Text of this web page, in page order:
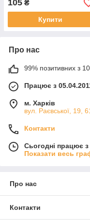
105 ₴
Купити
Про нас
99% позитивних з
Працює з
м. Харків
вул. Раєвської, 19,
Контакти
Сьогодні працює
Показати весь
Про нас
Контакти